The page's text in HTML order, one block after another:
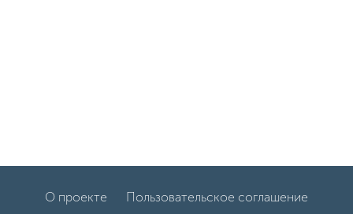
О проекте Пользовательское соглашение